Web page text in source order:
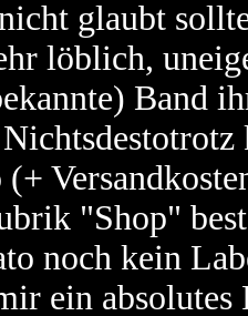
glaubt
löblich,
Band
"Shop"
noch kein
ein